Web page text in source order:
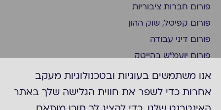
פורום חברות ציבוריות
פורום קפיטל, שוק ההון
פורום דיני עבודה
פורום יועמ"ש בהייטק
פורום ציות
פורום ביומד ופארמה
פורום יועמ"ש בצפון
אנו משתמשים בעוגיות ובטכנולוגיות מעקב
אחרות כדי לשפר את חווית הגלישה שלך באתר